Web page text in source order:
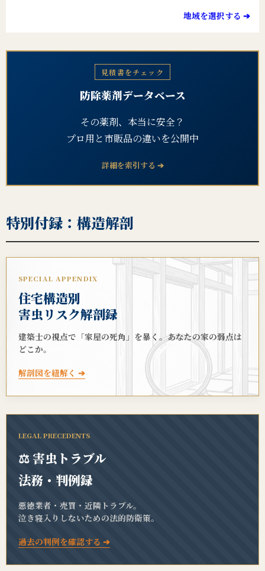
地域を選択する ➔
見積書をチェック
防除薬剤データベース
その薬剤、本当に安全？
プロ用と市販品の違いを公開中
詳細を索引する ➔
特別付録：構造解剖
SPECIAL APPENDIX
住宅構造別
害虫リスク解剖録
建築士の視点で「家屋の死角」を暴く。あなたの家の弱点は
どこか。
解剖図を紐解く ➔
LEGAL PRECEDENTS
⚖️ 害虫トラブル
法務・判例録
悪徳業者・売買・近隣トラブル。
泣き寝入りしないための法的防衛策。
過去の判例を確認する ➔